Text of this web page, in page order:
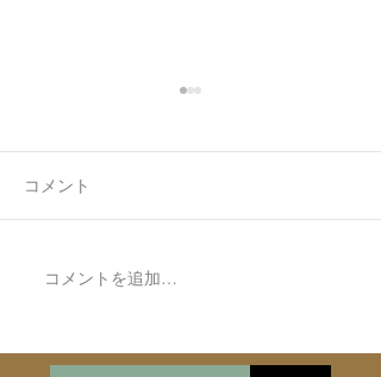
Made to Order Pair
コメント
コメントを追加…